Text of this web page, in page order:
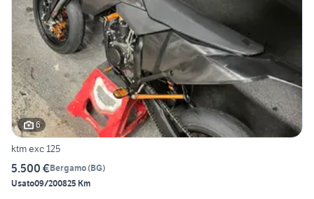
6
ktm exc 125
5.500 €Bergamo(BG)
Usato09/200825 Km